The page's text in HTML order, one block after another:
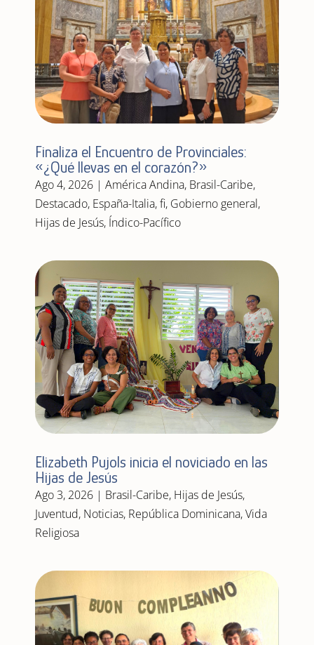
Finaliza el Encuentro de Provinciales:
«¿Qué llevas en el corazón?»
Ago 4, 2026| América Andina, Brasil-Caribe,
Destacado, España-Italia,fi, Gobierno general,
Hijas de Jesús, Índico-Pacífico
Elizabeth Pujols inicia el noviciado en las
Hijas de Jesús
Ago 3, 2026| Brasil-Caribe, Hijas de Jesús,
Juventud, Noticias, República Dominicana,Vida
Religiosa